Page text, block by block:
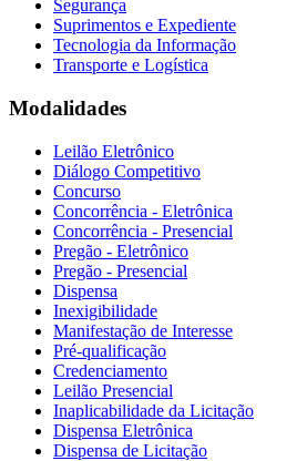
Segurança
Suprimentos e Expediente
Tecnologia da Informação
Transporte e Logística
Modalidades
Leilão Eletrônico
Diálogo Competitivo
Concurso
Concorrência - Eletrônica
Concorrência - Presencial
Pregão - Eletrônico
Pregão - Presencial
Dispensa
Inexigibilidade
Manifestação de Interesse
Pré-qualificação
Credenciamento
Leilão Presencial
Inaplicabilidade da Licitação
Dispensa Eletrônica
Dispensa de Licitação